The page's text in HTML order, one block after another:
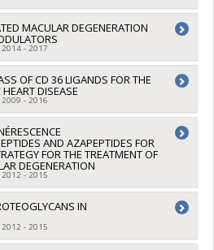
:PVXXXXXX-Stage Accélération
Prog. soutien rech (PSR v1B):
(Mitacs) , PVXXXXXX-Stage
, PVXXXXXX-Stage Accélération
Lubell
,Huy Ong
: PVXXXXXX-(PRCS) Recherche
partenariat avec le CRSNG)
MACULAR DEGENERATION
2014 - 2017
Lubell
,Huy Ong
CRSNG/Conseil de recherches en
du Canada (CRSNG)
:PVXXXXXX-(PRCS/CHRP)
sur la santé avec
OF CD 36 LIGANDS FOR THE
DISEASE
2009 - 2016
Ong
,André Carpentier
IRSC/Instituts de recherche en
:PVXX5647-(MOP) Subvention de
subventions de fonctionnement
AND AZAPEPTIDES FOR
FOR THE TREATMENT OF
DEGENERATION
2012 - 2015
Ong
,
IN
2012 - 2015